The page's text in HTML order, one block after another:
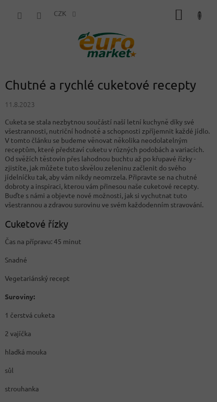
CZK
Chutné a rychlé cuketové recepty
11.8.2023
Cuketa se stala nezbytnou součástí naší letní kuchyně díky své
všestrannosti, nutriční hodnotě a schopnosti zpříjemnit každé jídlo.
V tomto článku se budeme věnovat několika neodolatelným
receptům, které představí cuketu v různých podobách a variacích.
Od svěžích těstovin přes lahodnou buchtu až po křupavé řízky -
zjistíte, jak můžete tuto skvělou zeleninu začlenit do svého
jídelníčku tak, aby vám nikdy neomrzela. Připravte se na chutné
dobroty a inspiraci, kterou vám přinesou naše cuketové recepty.
Buďte s námi a objevte nové možnosti, jak si vychutnat tuto
všestrannou a zdravou surovinu ve svém každodenním stravování.
Cuketové řízky
Čas na přípravu: 45 minut
Snadné
Vegetariánský recept
Suroviny:
1 čerstvá cuketa
2 vajíčka
hladká mouka
sůl
strouhanka